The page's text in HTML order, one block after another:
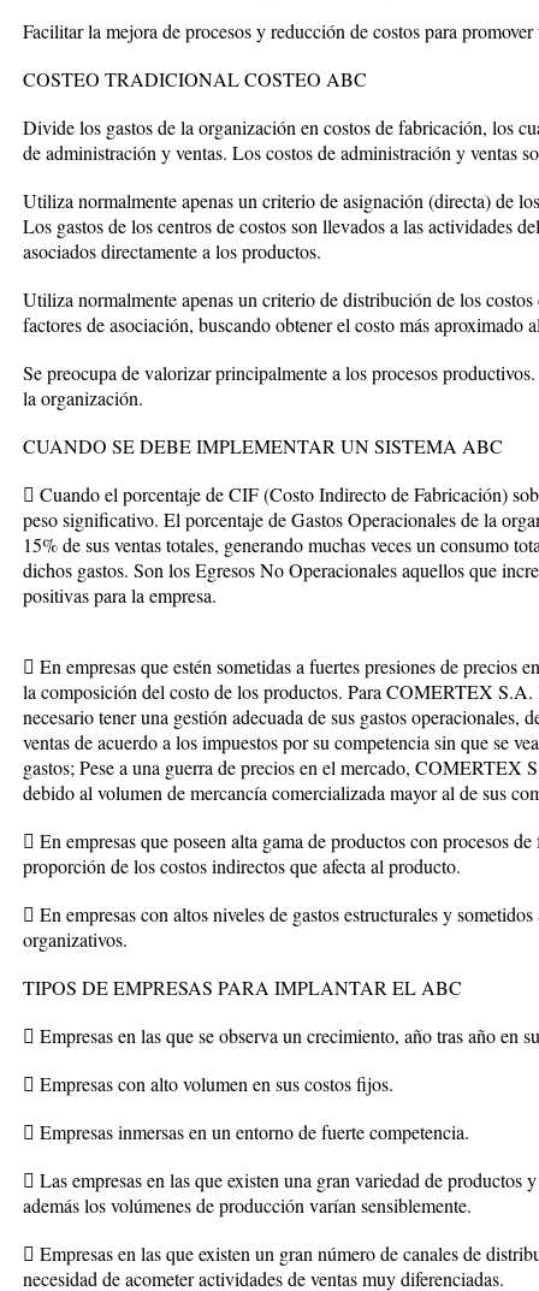
Facilitar la mejora de procesos y reducción de costos para
COSTEO TRADICIONAL COSTEO ABC
Divide los gastos de la organización en costos de fabricación, los
de administración y ventas. Los costos de administración y ventas
Utiliza normalmente apenas un criterio de asignación (directa) de
Los gastos de los centros de costos son llevados a las actividades
asociados directamente a los productos.
Utiliza normalmente apenas un criterio de distribución de los
factores de asociación, buscando obtener el costo más aproximado
Se preocupa de valorizar principalmente a los procesos
la organización.
CUANDO SE DEBE IMPLEMENTAR UN SISTEMA ABC
 Cuando el porcentaje de CIF (Costo Indirecto de Fabricación)
peso significativo. El porcentaje de Gastos Operacionales de la
15% de sus ventas totales, generando muchas veces un consumo
dichos gastos. Son los Egresos No Operacionales aquellos que
positivas para la empresa.
 En empresas que estén sometidas a fuertes presiones de precios
la composición del costo de los productos. Para COMERTEX S.A.
necesario tener una gestión adecuada de sus gastos operacionales,
ventas de acuerdo a los impuestos por su competencia sin que se
gastos; Pese a una guerra de precios en el mercado, COMERTEX
debido al volumen de mercancía comercializada mayor al de sus
 En empresas que poseen alta gama de productos con procesos
proporción de los costos indirectos que afecta al producto.
 En empresas con altos niveles de gastos estructurales y
organizativos.
TIPOS DE EMPRESAS PARA IMPLANTAR EL ABC
 Empresas en las que se observa un crecimiento, año tras año en
 Empresas con alto volumen en sus costos fijos.
 Empresas inmersas en un entorno de fuerte competencia.
 Las empresas en las que existen una gran variedad de productos
además los volúmenes de producción varían sensiblemente.
 Empresas en las que existen un gran número de canales de
necesidad de acometer actividades de ventas muy diferenciadas.